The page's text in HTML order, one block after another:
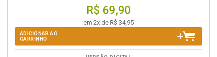
R$ 69,90
em 2x de R$ 34,95
ADICIONAR AO
CARRINHO